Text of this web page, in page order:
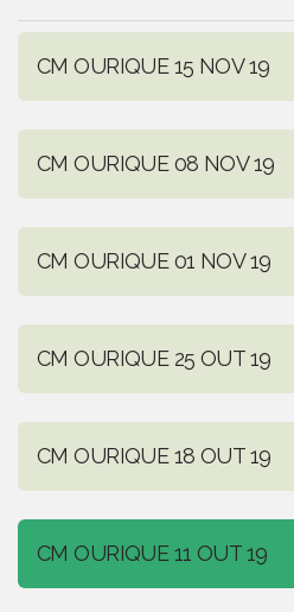
CM OURIQUE 15 NOV 19
CM OURIQUE 08 NOV 19
CM OURIQUE 01 NOV 19
CM OURIQUE 25 OUT 19
CM OURIQUE 18 OUT 19
CM OURIQUE 11 OUT 19